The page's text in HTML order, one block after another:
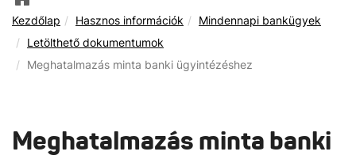
Kezdőlap Hasznos információk
Mindennapi bankügyek
Letölthető dokumentumok
Meghatalmazás minta banki ügyintézéshez
Meghatalmazás minta banki